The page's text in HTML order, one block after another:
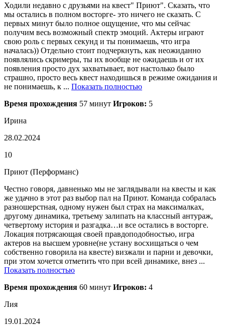
Ходили недавно с друзьями на квест" Приют". Сказать, что
мы остались в полном восторге- это ничего не сказать. С
первых минут было полное ощущение, что мы сейчас
получим весь возможный спектр эмоций. Актеры играют
свою роль с первых секунд и ты понимаешь, что игра
началась)) Отдельно стоит подчеркнуть, как неожиданно
появлялись скримеры, ты их вообще не ожидаешь и от их
появления просто дух захватывает, вот настолько было
страшно, просто весь квест находишься в режиме ожидания и
не понимаешь, к ... Показать полностью
Время прохождения 57 минут Игроков: 5
Ирина
28.02.2024
10
Приют (Перформанс)
Честно говоря, давненько мы не заглядывали на квесты и как
же удачно в этот раз выбор пал на Приют. Команда собралась
разношерстная, одному нужен был страх на максималках,
другому динамика, третьему залипать на классный антураж,
четвертому история и разгадка…и все остались в восторге.
Локация потрясающая своей правдоподобностью, игра
актеров на высшем уровне(не устану восхищаться о чем
собственно говорила на квесте) визжали и парни и девочки,
при этом хочется отметить что при всей динамике, внез ...
Показать полностью
Время прохождения 60 минут Игроков: 4
Лия
19.01.2024